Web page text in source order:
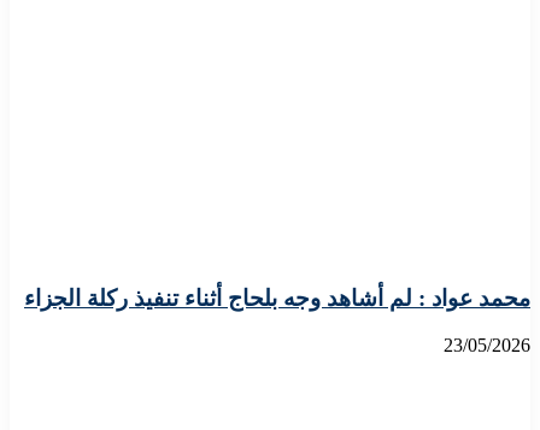
محمد عواد : لم أشاهد وجه بلحاج أثناء تنفيذ ركلة الجزاء
23/05/2026